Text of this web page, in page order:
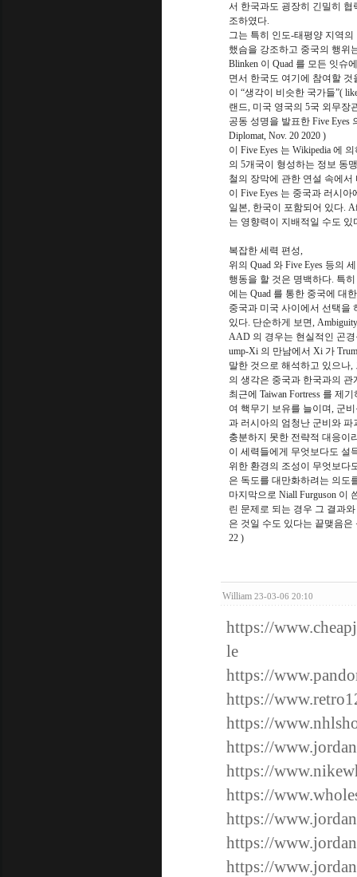
서 한국과도 굉장히 긴밀히
조하였다.
그는 특히 인도-태평양 지역
했슴을 강조하고 중국의 행위
Blinken 이 Quad 를 모든 잇슈
면서 한국도 여기에 참여할 것
이 “생각이 비슷한 국가들”(
랜드, 미국 영국의 5국 외무장
공동 성명을 발표한 Five Eyes
Diplomat, Nov. 20 2020 )
이 Five Eyes 는 Wikipedia 에
의 5개국이 형성하는 정보 동
철의 장막에 관한 연설 속에
이 Five Eyes 는 중국과 러시
일본, 한국이 포함되어 있다.
는 영향력이 지배적일 수도 있
복잡한 세력 편성,
위의 Quad 와 Five Eyes 등의
행동을 할 것은 명백하다. 특
에는 Quad 를 통한 중국에 대
중국과 미국 사이에서 선택을
있다. 단순하게 보면,
AAD 의 경우는 현실적인 곤경
ump-Xi 의 만남에서 Xi 가
말한 것으로 해석하고 있으나
의 생각은 중국과 한국과의
최근에 Taiwan Fortress 를 제
여 핵무기 보유를 늘이며, 군
과 러시아의 엄청난 군비와
충분하지 못한 전략적 대응이
이 세력들에게 무엇보다도 설
위한 환경의 조성이 무엇보다
은 독도를 대만화하려는 의도
마지막으로 Niall Furguson 이
린 문제로 되는 경우 그 결과
은 것일 수도 있다는 끝맺음은
22 )
William 23-03-06 20:10
https://
le
https://
https://
https://
https://
https://
https://
https://
https://
https://